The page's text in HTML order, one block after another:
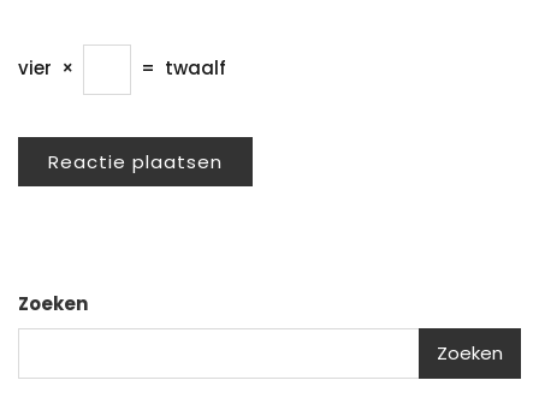
vier × = twaalf
Zoeken
Zoeken